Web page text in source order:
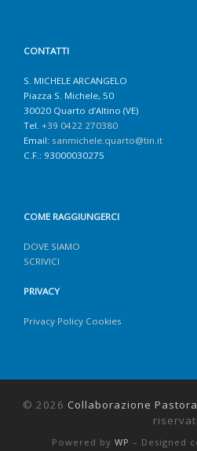
CONTATTI
S. MICHELE ARCANGELO
Piazza S. Michele, 50
30020 Quarto d’Altino (VE)
Tel. +39 0422 270380
Email: sanmichele.quarto@tin.it
C.F.: 93000030275
COME RAGGIUNGERCI
DOVE SIAMO
SCRIVICI
PRIVACY
Privacy Policy Cookies
© 2026 Collaborazione
riservati
Powered by WP – Designed